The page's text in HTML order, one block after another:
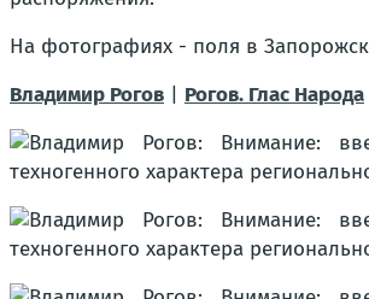
На фотографиях - поля в
Владимир Рогов
Рогов. Глас Народа